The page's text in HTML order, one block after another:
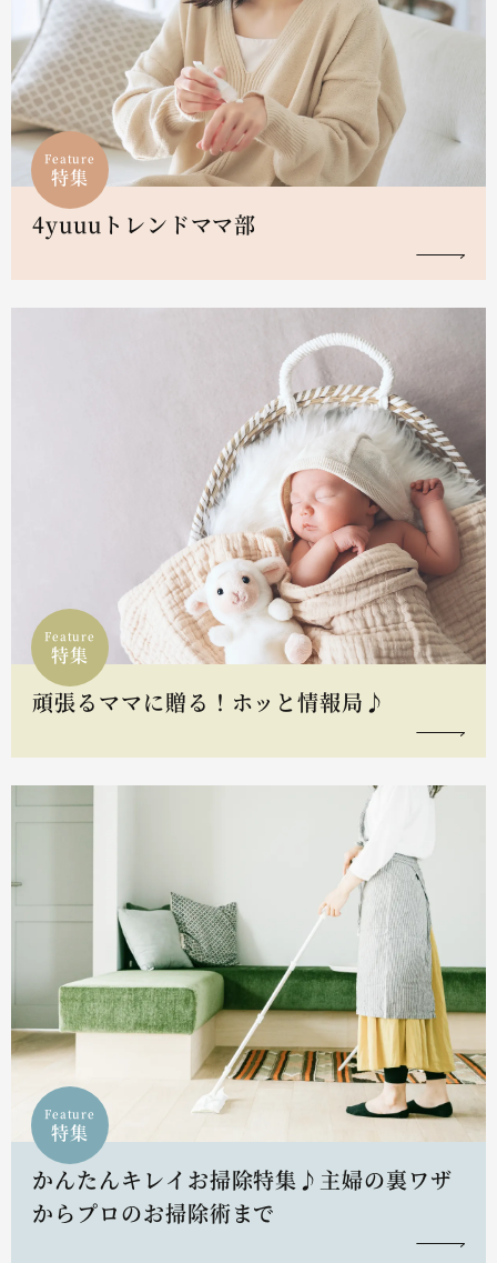
Feature
特集
4yuuuトレンドママ部
Feature
特集
頑張るママに贈る！ホッと情報局♪
Feature
特集
かんたんキレイお掃除特集♪主婦の裏ワザ
からプロのお掃除術まで